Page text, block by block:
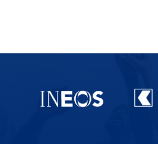
Partenaires du lausanne-Sport